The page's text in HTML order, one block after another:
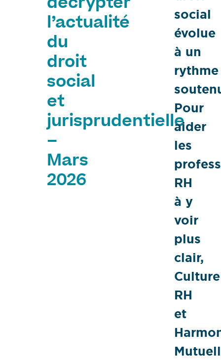
décrypter
l’actualité
du
droit
social
et
jurisprudentielle
–
Mars
2026
social
évolue
à un
rythme
Pour
aider
les
RH
à y
voir
plus
clair,
Culture
RH
et